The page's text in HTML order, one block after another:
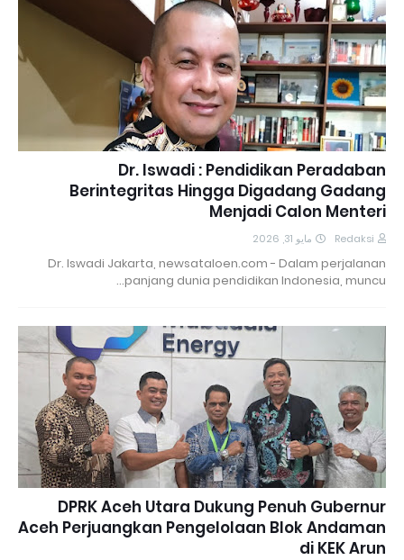
Dr. Iswadi : Pendidikan Peradaban
Berintegritas Hingga Digadang Gadang
Menjadi Calon Menteri
Redaksi مايو 31, 2026
Dr. Iswadi Jakarta, newsataloen.com - Dalam perjalanan
panjang dunia pendidikan Indonesia, muncu…
DPRK Aceh Utara Dukung Penuh Gubernur
Aceh Perjuangkan Pengelolaan Blok Andaman
di KEK Arun